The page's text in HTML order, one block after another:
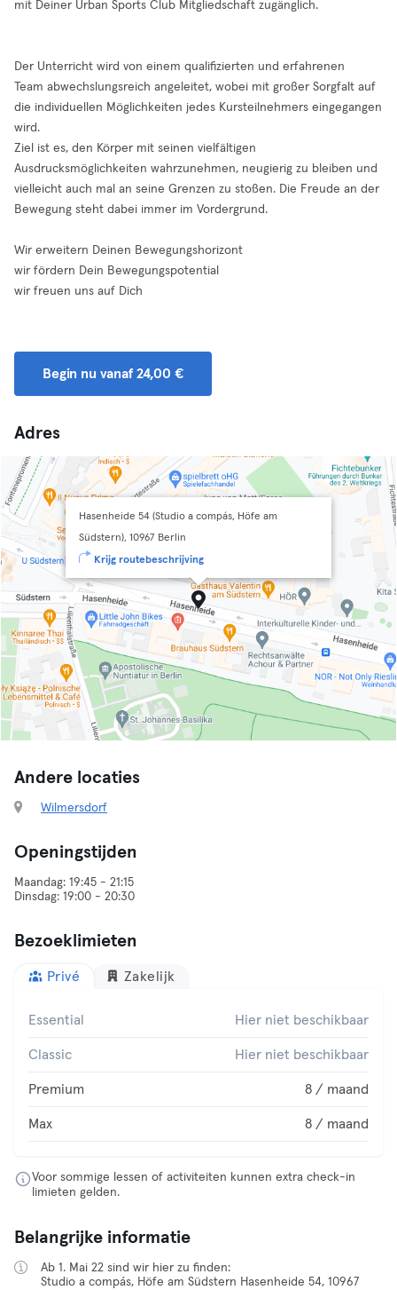
mit Deiner Urban Sports Club Mitgliedschaft zugänglich.
Der Unterricht wird von einem qualifizierten und erfahrenen
Team abwechslungsreich angeleitet, wobei mit großer Sorgfalt auf
die individuellen Möglichkeiten jedes Kursteilnehmers eingegangen
wird.
Ziel ist es, den Körper mit seinen vielfältigen
Ausdrucksmöglichkeiten wahrzunehmen, neugierig zu bleiben und
vielleicht auch mal an seine Grenzen zu stoßen. Die Freude an der
Bewegung steht dabei immer im Vordergrund.
Wir erweitern Deinen Bewegungshorizont
wir fördern Dein Bewegungspotential
wir freuen uns auf Dich
Begin nu vanaf 24,00 €
Adres
Hasenheide 54 (Studio a compás, Höfe am
Südstern), 10967 Berlin
Krijg routebeschrijving
Andere locaties
Wilmersdorf
Openingstijden
Maandag: 19:45 - 21:15
Bezoeklimieten
Privé Zakelijk
Essential Hier niet beschikbaar
Classic Hier niet beschikbaar
Premium 8 / maand
Max 8 / maand
Voor sommige lessen of activiteiten kunnen extra check-in
limieten gelden.
Belangrijke informatie
Ab 1. Mai 22 sind wir hier zu finden:
Studio a compás, Höfe am Südstern Hasenheide 54, 10967